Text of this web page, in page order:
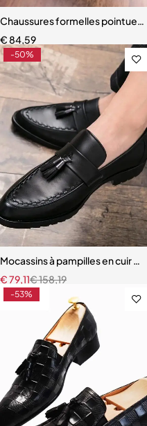
Chaussures formelles pointues
€ 84,59
-50%
Mocassins à pampilles en cuir
€158,19
€79,11
-53%